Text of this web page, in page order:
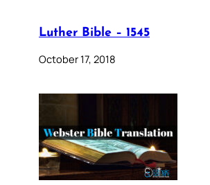
Luther Bible – 1545
October 17, 2018